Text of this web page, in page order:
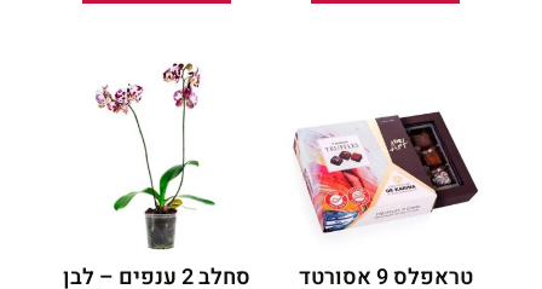
טראפלס 9 אסורטד
סחלב 2 ענפים – לבן